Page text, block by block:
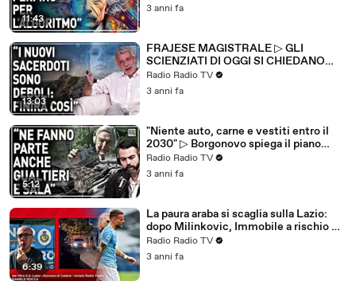
11:43
3 anni fa
13:03
FRAJESE MAGISTRALE ▷ GLI
SCIENZIATI DI OGGI SI CHIEDANO
PERCHÉ QUELLI DI IERI CREDEVANO
IN QUALCOSA
Radio Radio TV
3 anni fa
5:12
"Niente auto, carne e vestiti entro il
2030" ▷ Borgonovo spiega il piano
della lobby finanziata da Soros
Radio Radio TV
3 anni fa
6:39
La paura araba si scaglia sulla Lazio:
dopo Milinkovic, Immobile a rischio ▷
Dal ritiro: "C'è preoccupazione"
Radio Radio TV
3 anni fa